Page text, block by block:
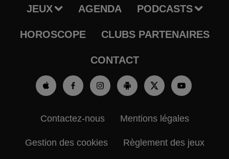
JEUX AGENDA PODCASTS
HOROSCOPE CLUBS PARTENAIRES
CONTACT
Contactez-nous Mentions légales
Gestion des cookies Règlement des jeux